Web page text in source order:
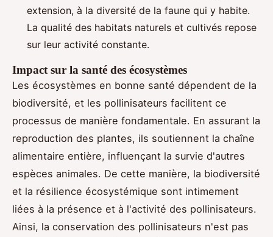
extension, à la diversité de la faune qui y habite.
La qualité des habitats naturels et cultivés repose
sur leur activité constante.
Impact sur la santé des écosystèmes
Les écosystèmes en bonne santé dépendent de la
biodiversité, et les pollinisateurs facilitent ce
processus de manière fondamentale. En assurant la
reproduction des plantes, ils soutiennent la chaîne
alimentaire entière, influençant la survie d'autres
espèces animales. De cette manière, la biodiversité
et la résilience écosystémique sont intimement
liées à la présence et à l'activité des pollinisateurs.
Ainsi, la conservation des pollinisateurs n'est pas